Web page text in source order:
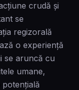
crudă și
se
regizorală
o experiență
se aruncă cu
umane,